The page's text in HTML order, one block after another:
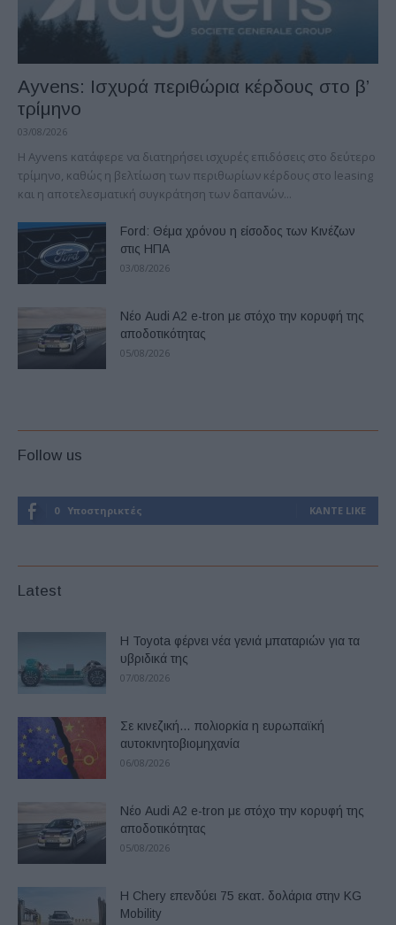
Ayvens: Iσχυρά περιθώρια κέρδους στο β’
τρίμηνο
03/08/2026
Η Ayvens κατάφερε να διατηρήσει ισχυρές επιδόσεις στο δεύτερο
τρίμηνο, καθώς η βελτίωση των περιθωρίων κέρδους στο leasing
και η αποτελεσματική συγκράτηση των δαπανών...
Ford: Θέμα χρόνου η είσοδος των Κινέζων
στις ΗΠΑ
03/08/2026
Νέο Audi A2 e-tron με στόχο την κορυφή της
αποδοτικότητας
05/08/2026
Follow us
0 Υποστηρικτές ΚΆΝΤΕ LIKE
Latest
Η Toyota φέρνει νέα γενιά μπαταριών για τα
υβριδικά της
07/08/2026
Σε κινεζική… πολιορκία η ευρωπαϊκή
αυτοκινητοβιομηχανία
06/08/2026
Νέο Audi A2 e-tron με στόχο την κορυφή της
αποδοτικότητας
05/08/2026
Η Chery επενδύει 75 εκατ. δολάρια στην KG
Mobility